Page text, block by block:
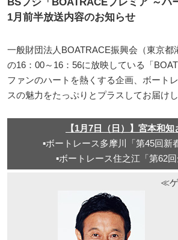
1月前半放送内容のお知らせ
一般財団法人BOATRACE振興会（東京
の16：00～16：56に放映している「
ファンのハートを熱くする企画、ボート
スの魅力をたっぷりとプラスしてお届け
【1月7日（日）】宮本和
▪ボートレース多摩川「第45回新
▪ボートレース住之江「第62
≪